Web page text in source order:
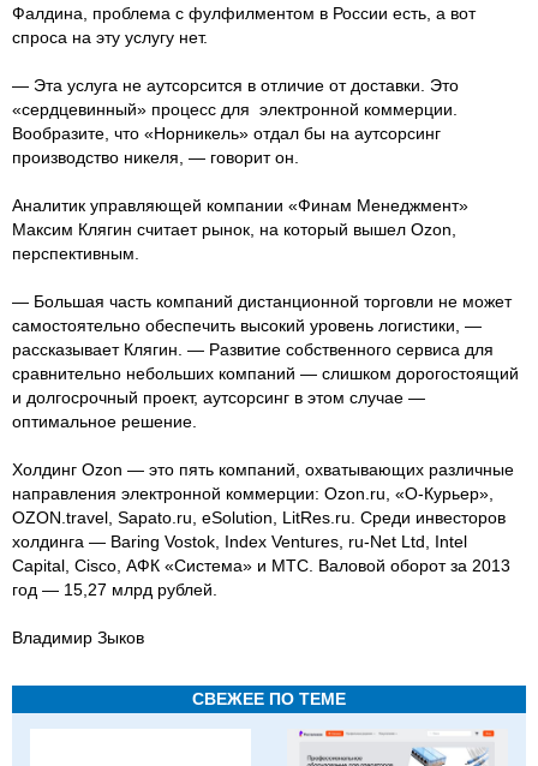
Фалдина, проблема с фулфилментом в России есть, а вот
спроса на эту услугу нет.
— Эта услуга не аутсорсится в отличие от доставки. Это
«сердцевинный» процесс для электронной коммерции.
Вообразите, что «Норникель» отдал бы на аутсорсинг
производство никеля, — говорит он.
Аналитик управляющей компании «Финам Менеджмент»
Максим Клягин считает рынок, на который вышел Ozon,
перспективным.
— Большая часть компаний дистанционной торговли не может
самостоятельно обеспечить высокий уровень логистики, —
рассказывает Клягин. — Развитие собственного сервиса для
сравнительно небольших компаний — слишком дорогостоящий
и долгосрочный проект, аутсорсинг в этом случае —
оптимальное решение.
Холдинг Ozon — это пять компаний, охватывающих различные
направления электронной коммерции: Ozon.ru, «О-Курьер»,
OZON.travel, Sapato.ru, eSolution, LitRes.ru. Среди инвесторов
холдинга — Baring Vostok, Index Ventures, ru-Net Ltd, Intel
Capital, Cisco, АФК «Система» и МТС. Валовой оборот за 2013
год — 15,27 млрд рублей.
Владимир Зыков
СВЕЖЕЕ ПО ТЕМЕ